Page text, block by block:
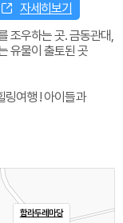
자세히보기
조우하는 곳. 금동관대,
유물이 출토된 곳
링여행 ! 아이들과
함라두레마당